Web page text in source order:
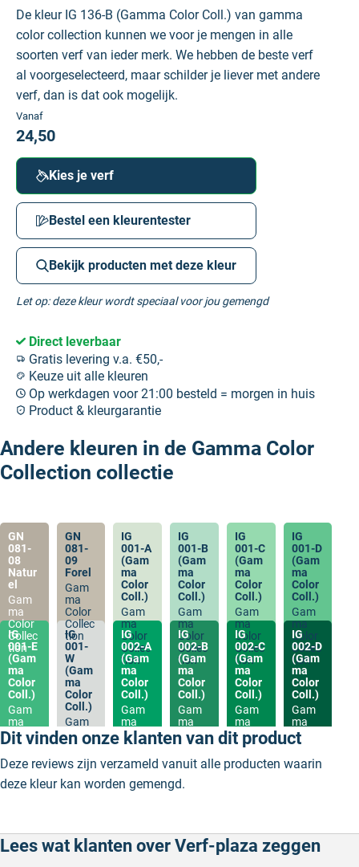
De kleur IG 136-B (Gamma Color Coll.) van gamma
color collection kunnen we voor je mengen in alle
soorten verf van ieder merk. We hebben de beste verf
al voorgeselecteerd, maar schilder je liever met andere
verf, dan is dat ook mogelijk.
Vanaf
24,50
Kies je verf
Bestel een kleurentester
Bekijk producten met deze kleur
Let op: deze kleur wordt speciaal voor jou gemengd
Direct leverbaar
Gratis levering v.a. €50,-
Keuze uit alle kleuren
Op werkdagen voor 21:00 besteld = morgen in huis
Product & kleurgarantie
Andere kleuren in de Gamma Color
Collection collectie
GN
081-
08
Natur
el
Gam
ma
Color
Collec
tion
GN
081-
09
Forel
Gam
ma
Color
Collec
tion
IG
001-A
(Gam
ma
Color
Coll.)
Gam
ma
Color
Collec
tion
IG
001-B
(Gam
ma
Color
Coll.)
Gam
ma
Color
Collec
tion
IG
001-C
(Gam
ma
Color
Coll.)
Gam
ma
Color
Collec
tion
IG
001-D
(Gam
ma
Color
Coll.)
Gam
ma
Color
Collec
tion
IG
001-E
(Gam
ma
Color
Coll.)
Gam
ma
Color
Collec
IG
001-
W
(Gam
ma
Color
Coll.)
Gam
ma
Color
Collec
tion
IG
002-A
(Gam
ma
Color
Coll.)
Gam
ma
Color
Collec
IG
002-B
(Gam
ma
Color
Coll.)
Gam
ma
Color
Collec
tion
IG
002-C
(Gam
ma
Color
Coll.)
Gam
ma
Color
Collec
tion
IG
002-D
(Gam
ma
Color
Coll.)
Gam
ma
Color
Collec
Dit vinden onze klanten van dit product
Deze reviews zijn verzameld vanuit alle producten waarin
deze kleur kan worden gemengd.
Lees wat klanten over Verf-plaza zeggen